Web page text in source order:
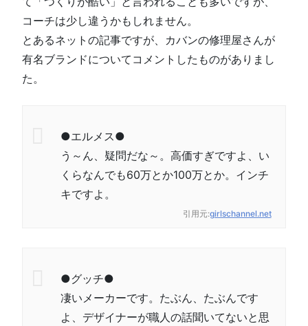
コーチは少し違うかもしれません。
とあるネットの記事ですが、カバンの修理屋さんが
有名ブランドについてコメントしたものがありまし
た。
●エルメス●
う～ん、疑問だな～。高価すぎですよ、い
くらなんでも60万とか100万とか。インチ
キですよ。
引用元:girlschannel.net
●グッチ●
凄いメーカーです。たぶん、たぶんです
よ、デザイナーが職人の話聞いてないと思